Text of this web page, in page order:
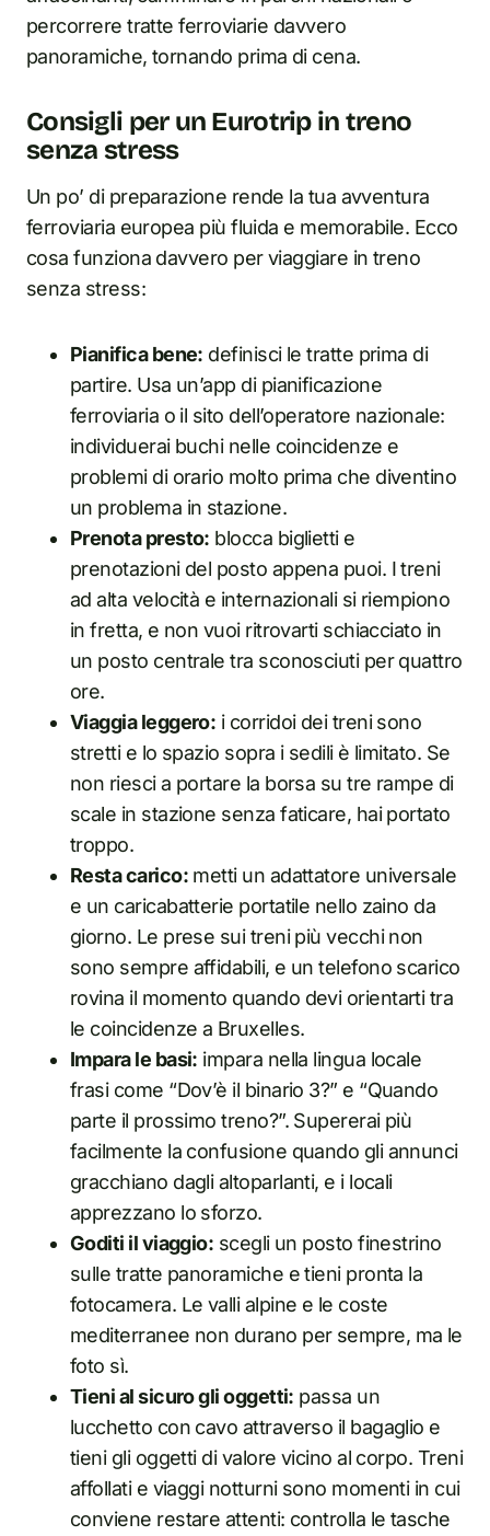
percorrere tratte ferroviarie davvero
panoramiche, tornando prima di cena.
Consigli per un Eurotrip in treno
senza stress
Un po’ di preparazione rende la tua avventura
ferroviaria europea più fluida e memorabile. Ecco
cosa funziona davvero per viaggiare in treno
senza stress:
Pianifica bene: definisci le tratte prima di
partire. Usa un’app di pianificazione
ferroviaria o il sito dell’operatore nazionale:
individuerai buchi nelle coincidenze e
problemi di orario molto prima che diventino
un problema in stazione.
Prenota presto: blocca biglietti e
prenotazioni del posto appena puoi. I treni
ad alta velocità e internazionali si riempiono
in fretta, e non vuoi ritrovarti schiacciato in
un posto centrale tra sconosciuti per quattro
ore.
Viaggia leggero: i corridoi dei treni sono
stretti e lo spazio sopra i sedili è limitato. Se
non riesci a portare la borsa su tre rampe di
scale in stazione senza faticare, hai portato
troppo.
Resta carico:metti un adattatore universale
e un caricabatterie portatile nello zaino da
giorno. Le prese sui treni più vecchi non
sono sempre affidabili, e un telefono scarico
rovina il momento quando devi orientarti tra
le coincidenze a Bruxelles.
Impara le basi: impara nella lingua locale
frasi come “Dov’è il binario 3?” e “Quando
parte il prossimo treno?”. Supererai più
facilmente la confusione quando gli annunci
gracchiano dagli altoparlanti, e i locali
apprezzano lo sforzo.
Goditi il viaggio: scegli un posto finestrino
sulle tratte panoramiche e tieni pronta la
fotocamera. Le valli alpine e le coste
mediterranee non durano per sempre, ma le
foto sì.
Tieni al sicuro gli oggetti: passa un
lucchetto con cavo attraverso il bagaglio e
tieni gli oggetti di valore vicino al corpo. Treni
affollati e viaggi notturni sono momenti in cui
conviene restare attenti: controlla le tasche